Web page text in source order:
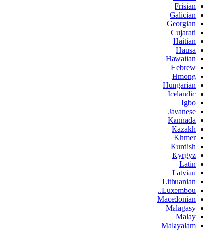
Frisian
Galician
Georgian
Gujarati
Haitian
Hausa
Hawaiian
Hebrew
Hmong
Hungarian
Icelandic
Igbo
Javanese
Kannada
Kazakh
Khmer
Kurdish
Kyrgyz
Latin
Latvian
Lithuanian
Luxembou..
Macedonian
Malagasy
Malay
Malayalam